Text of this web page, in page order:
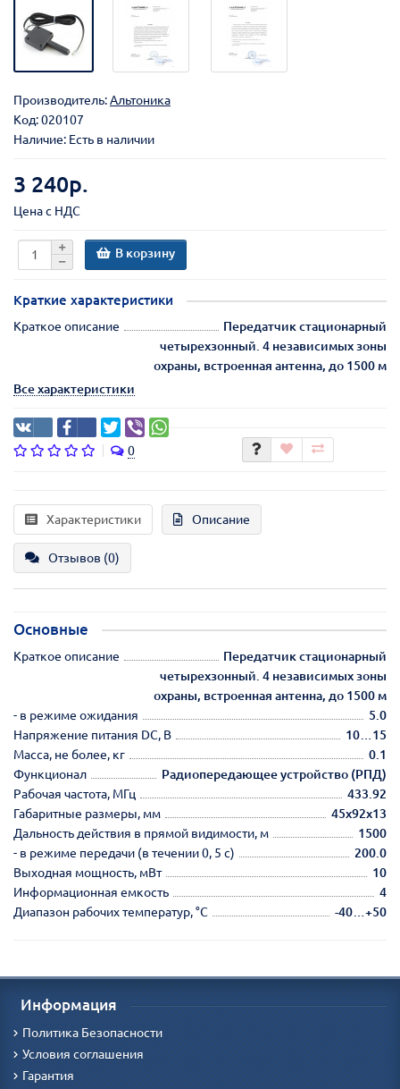
Производитель:Альтоника
Код:020107
Наличие: Есть в наличии
3 240р.
Цена с НДС
В корзину
Краткие характеристики
Краткое описание
Передатчик стационарный
четырехзонный. 4 независимых зоны
охраны, встроенная антенна, до 1500 м
Все характеристики
0
Характеристики Описание
Отзывов (0)
Основные
Краткое описание
Передатчик стационарный
четырехзонный. 4 независимых зоны
охраны, встроенная антенна, до 1500 м
- в режиме ожидания
5.0
Напряжение питания DC, В
10…15
Масса, не более, кг
0.1
Функционал
Радиопередающее устройство (РПД)
Рабочая частота, МГц
433.92
Габаритные размеры, мм
45х92х13
Дальность действия в прямой видимости, м
1500
- в режиме передачи (в течении 0, 5 с)
200.0
Выходная мощность, мВт
10
Информационная емкость
4
Диапазон рабочих температур, °С
-40…+50
Информация
Политика Безопасности
Условия соглашения
Гарантия